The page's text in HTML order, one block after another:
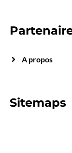
A propos
Sitemaps